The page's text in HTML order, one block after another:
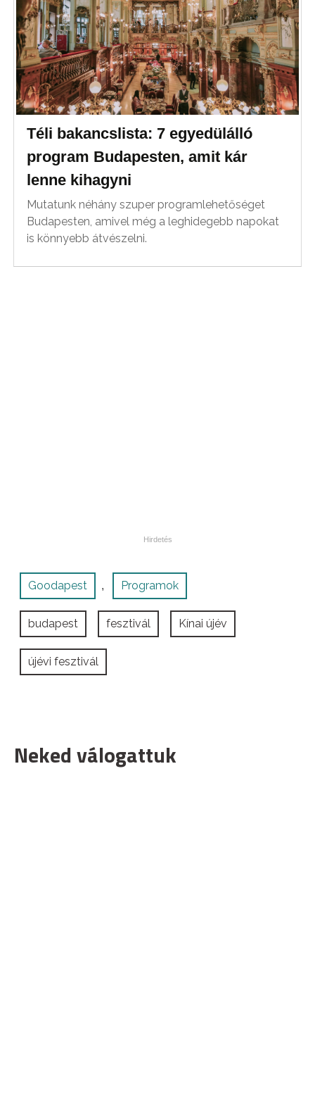
Téli bakancslista: 7 egyedülálló
program Budapesten, amit kár
lenne kihagyni
Mutatunk néhány szuper programlehetőséget
Budapesten, amivel még a leghidegebb napokat
is könnyebb átvészelni.
Goodapest , Programok
budapest fesztivál Kínai újév
újévi fesztivál
Neked válogattuk